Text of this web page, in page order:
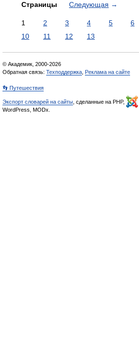
Страницы Следующая →
1 2 3 4 5 6
10
11 12 13
© Академик, 2000-2026
Обратная связь: Техподдержка Реклама на сайте
👣 Путешествия
Экспорт словарей на сайты , сделанные на PHP,
WordPress, MODx.